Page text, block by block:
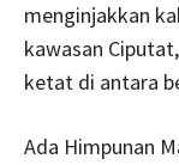
menginjakkan
kawasan
ketat di antara
Ada Himpunan